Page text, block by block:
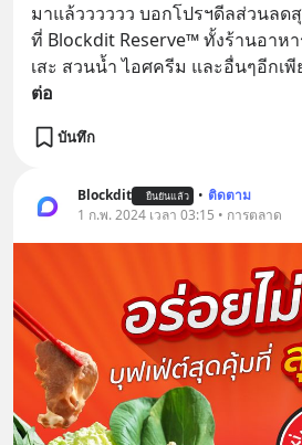
มาแล้วววววว บอกโปรฯดีลส่วนลด
ที่ Blockdit Reserve™ ทั้งร้านอาห
เสะ สวนน้ำ ไอศครีม และอื่นๆอีกเ
ต่อ
บันทึก
Blockdit ยืนยันแล้ว • ติดตาม
1 ก.พ. 2024 เวลา 03:15 • การตลาด